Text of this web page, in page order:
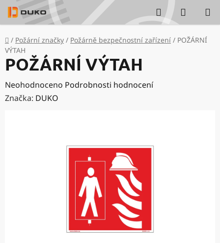
Přejít
na
obsah
Hledat
KOŠÍK
Domů
/ Požární značky / Požárně bezpečnostní zařízení / POŽÁRNÍ
VÝTAH
POŽÁRNÍ VÝTAH
Průměrné
hodnocení
Neohodnoceno Podrobnosti hodnocení
Značka: DUKO